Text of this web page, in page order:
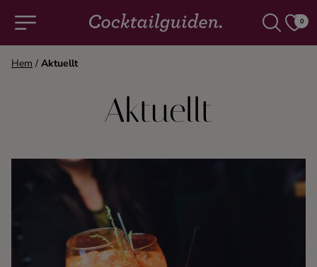
0
Alkoholfritt
Champagne
Cocktails
Hem / Aktuellt
Aktuellt